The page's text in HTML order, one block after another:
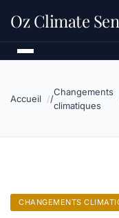
Oz Climate
Accueil
Changements
climatiques
CHANGEMENTS